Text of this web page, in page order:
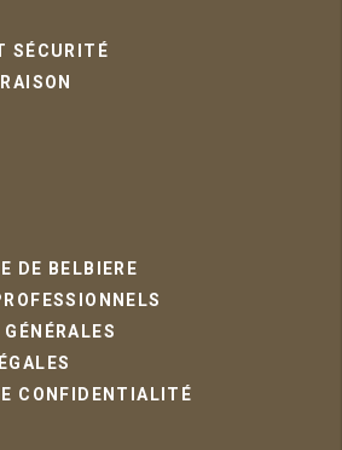
SÉCURITÉ
DE BELBIERE
CONFIDENTIALITÉ